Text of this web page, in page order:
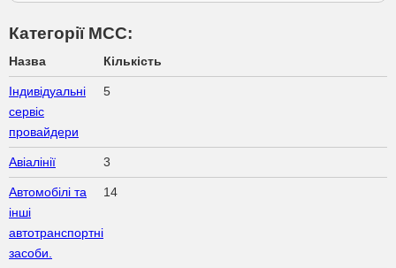
Категорії МСС:
Назва Кількість
Індивідуальні
сервіс
провайдери
5
Авіалінії 3
Автомобілі та
інші
автотранспортні
засоби.
14